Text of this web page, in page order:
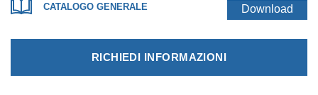
CATALOGO GENERALE Download
RICHIEDI INFORMAZIONI